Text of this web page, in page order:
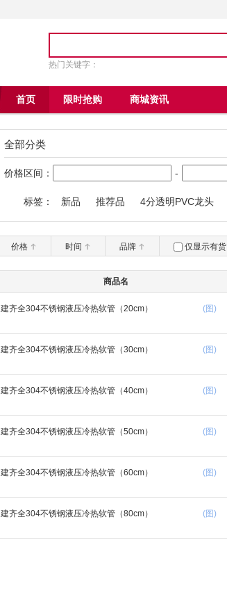
热门关键字：
首页 限时抢购 商城资讯
全部分类
价格区间： -
标签： 新品 推荐品 4分透明PVC龙头
九牧王6004马桶
价格 时间 品牌 仅显示有货
商品名
建齐全304不锈钢液压冷热软管（20cm） (图)
建齐全304不锈钢液压冷热软管（30cm） (图)
建齐全304不锈钢液压冷热软管（40cm） (图)
建齐全304不锈钢液压冷热软管（50cm） (图)
建齐全304不锈钢液压冷热软管（60cm） (图)
建齐全304不锈钢液压冷热软管（80cm） (图)